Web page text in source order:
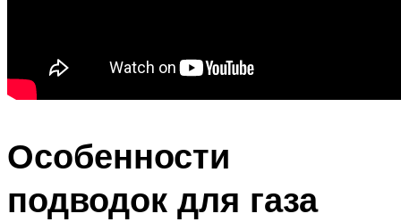
Особенности
подводок для газа